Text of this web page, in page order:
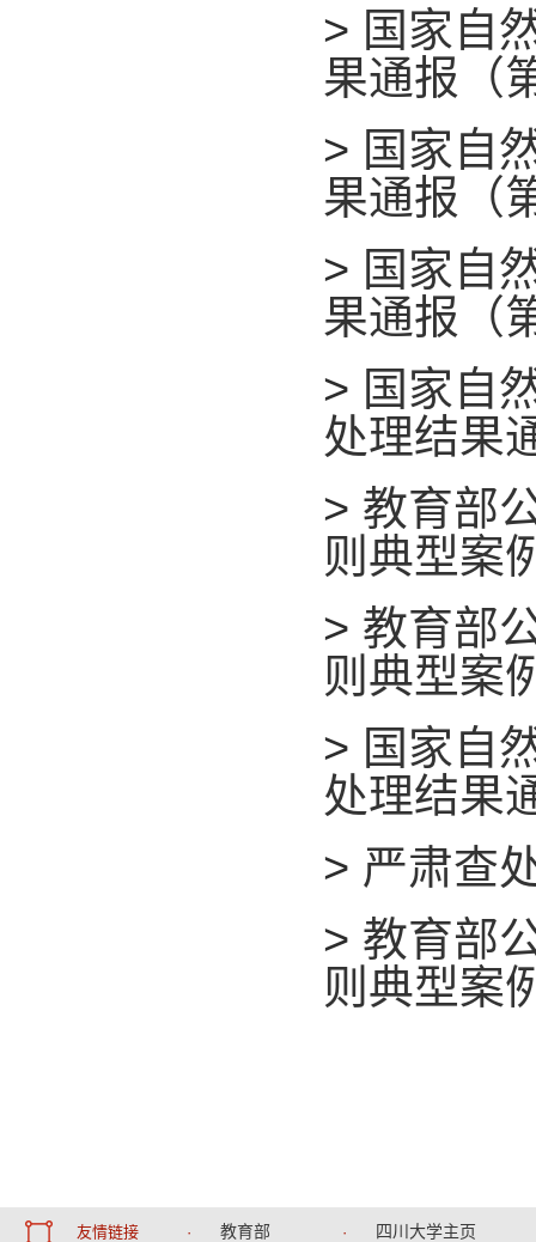
> 国家自
果通报（
> 国家自
果通报（
> 国家自
果通报（
> 国家自
处理结果
> 教育部
则典型案
> 教育部
则典型案
> 国家自
处理结果
> 严肃查
> 教育部
则典型案
友情链接 · 教育部 · 四川大学主页